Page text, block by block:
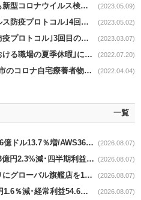
ウエルシアnews｜第5類移行後も新型コロナウイルス検査立会を継続 (2023.05.09)
イオンnews｜｢新型コロナウイルス防疫プロトコル｣4回目の改定 (2023.05.02)
イオンnews｜｢コロナウイルス防疫プロトコル｣3回目の改定実施 (2023.03.07)
アスクルnews｜｢withコロナにおける職場の夏季休暇｣に関する調査実施 (2022.07.20)
関西スーパーnews｜兵庫県伊丹市のコロナ自宅療養者物資支援事業の協力延長 (2022.04.04)
一覧
Amazon news｜2Q営業収益2006億ドル13.7％増/AWS36.8％％増が貢献 (2026.08.07)
ニトリnews｜第1Q売上収益2263億円2.3%減･四半期利益1.4％減 (2026.08.07)
ユニクロnews｜京都･河原町通りにグローバル旗艦店を11/6開設 (2026.08.07)
AOKI news｜第1Q売上高430億円1.6％減･経常利益54.6％減 (2026.08.07)